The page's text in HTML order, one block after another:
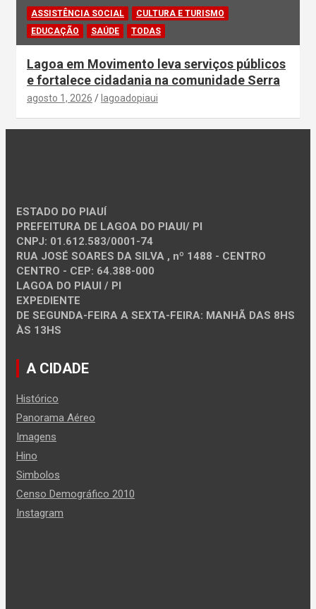
ASSISTÊNCIA SOCIAL
CULTURA E TURISMO
EDUCAÇÃO
SAÚDE TODAS
Lagoa em Movimento leva serviços públicos
e fortalece cidadania na comunidade Serra
agosto 1, 2026 lagoadopiaui
ESTADO DO PIAUÍ
PREFEITURA DE LAGOA DO PIAUI/ PI
CNPJ: 01.612.583/0001-74
RUA JOSÉ SOARES DA SILVA , nº 1488 - CENTRO
CENTRO - CEP: 64.388-000
LAGOA DO PIAUI / PI
EXPEDIENTE
DE SEGUNDA-FEIRA A SEXTA-FEIRA: MANHÃ DAS 8HS
ÀS 13HS
A CIDADE
Histórico
Panorama Aéreo
Imagens
Hino
Simbolos
Censo Demográfico 2010
Instagram